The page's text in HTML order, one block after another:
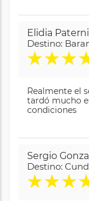
Elidia
Destino:
★★★
Realmente el
tardó mucho
condiciones
Sergio
Destino:
★★★